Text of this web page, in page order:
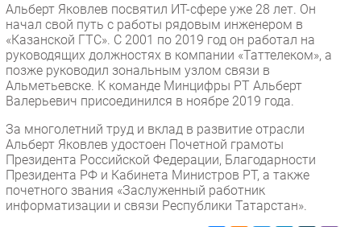
Интервью
Мероприятия
Проекты
IT класс
Тестовый стенд
Каталог компаний
Альберт Яковлев посвятил ИТ-сфере уже 28 лет. Он
начал свой путь с работы рядовым инженером в
«Казанской ГТС». С 2001 по 2019 год он работал на
руководящих должностях в компании «Таттелеком», а
позже руководил зональным узлом связи в
Альметьевске. К команде Минцифры РТ Альберт
Валерьевич присоединился в ноябре 2019 года.
За многолетний труд и вклад в развитие отрасли
Альберт Яковлев удостоен Почетной грамоты
Президента Российской Федерации, Благодарности
Президента РФ и Кабинета Министров РТ, а также
почетного звания «Заслуженный работник
информатизации и связи Республики Татарстан».